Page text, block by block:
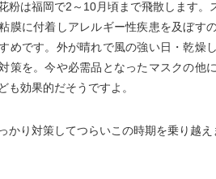
粉は福岡で2～10月頃まで飛散します。
膜に付着しアレルギー性疾患を及ぼす
めです。外が晴れで風の強い日・乾燥
策を。今や必需品となったマスクの他
も効果的だそうですよ。
かり対策してつらいこの時期を乗り越え